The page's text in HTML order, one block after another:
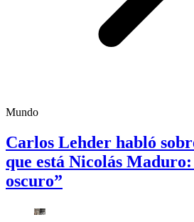
Mundo
Carlos Lehder habló
que está Nicolás
oscuro”